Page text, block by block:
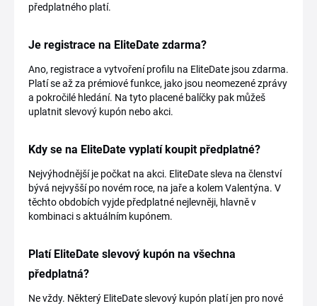
předplatného platí.
Je registrace na EliteDate zdarma?
Ano, registrace a vytvoření profilu na EliteDate jsou zdarma.
Platí se až za prémiové funkce, jako jsou neomezené zprávy
a pokročilé hledání. Na tyto placené balíčky pak můžeš
uplatnit slevový kupón nebo akci.
Kdy se na EliteDate vyplatí koupit předplatné?
Nejvýhodnější je počkat na akci. EliteDate sleva na členství
bývá nejvyšší po novém roce, na jaře a kolem Valentýna. V
těchto obdobích vyjde předplatné nejlevněji, hlavně v
kombinaci s aktuálním kupónem.
Platí EliteDate slevový kupón na všechna
předplatná?
Ne vždy. Některý EliteDate slevový kupón platí jen pro nové